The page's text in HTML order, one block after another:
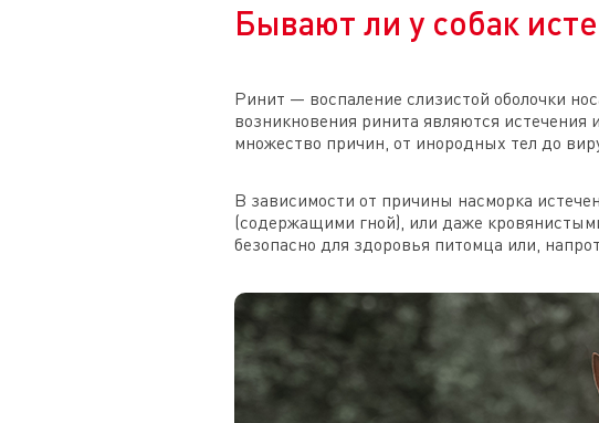
Бывают ли у собак
Ринит — воспаление слизистой оболочки
возникновения ринита являются
множество причин, от инородных тел до
В зависимости от причины насморка
(содержащими гной), или даже
безопасно для здоровья питомца или,